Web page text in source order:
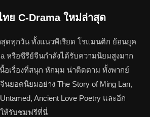
ย C-Drama ใหม่ล่าสุด
ดทุกวัน ทั้งแนวพีเรียด โรแมนติก ย้อนยุค
หรือซีรีย์จีนกำลังได้รับความนิยมสูงมาก
อเรื่องที่สนุก หักมุม น่าติดตาม ทั้งพากย์
ยอดนิยมอย่าง The Story of Ming Lan,
Ancient Love Poetry และอีก
ให้รับชมฟรีที่นี่